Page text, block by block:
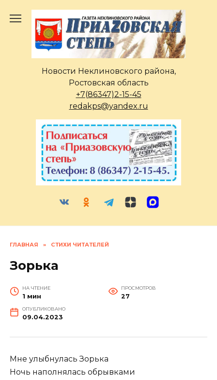
содержанию
Новости Неклиновского района,
Ростовская область
+7(86347)2-15-45
redakps@yandex.ru
ГЛАВНАЯ » СТИХИ ЧИТАТЕЛЕЙ
Зорька
НА ЧТЕНИЕ
1 мин
ПРОСМОТРОВ
27
ОПУБЛИКОВАНО
09.04.2023
Мне улыбнулась Зорька
Ночь наполнялась обрывками